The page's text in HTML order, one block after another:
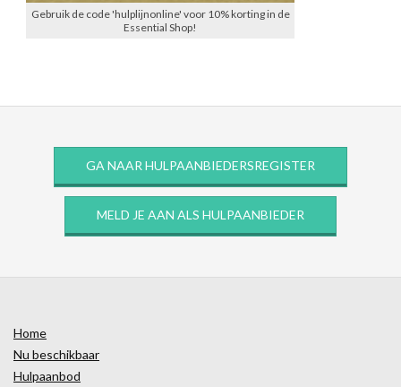
Gebruik de code 'hulplijnonline' voor 10% korting in de
Essential Shop!
GA NAAR HULPAANBIEDERSREGISTER
MELD JE AAN ALS HULPAANBIEDER
Home
Nu beschikbaar
Hulpaanbod